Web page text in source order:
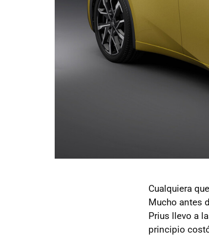
Cualquiera
Mucho antes
Prius llevo a
principio